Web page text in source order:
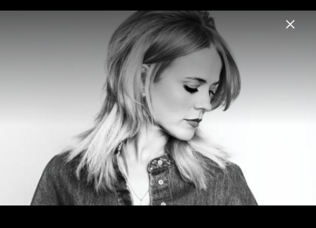
Menu
The Common Linnets
News Musik Videos Fotos
The Common Linnets 2015